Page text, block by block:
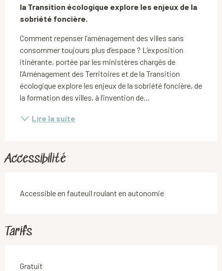
la Transition écologique explore les enjeux de la
sobriété foncière.
Comment repenser l’aménagement des villes sans
consommer toujours plus d’espace ? L’exposition
itinérante, portée par les ministères chargés de
l’Aménagement des Territoires et de la Transition
écologique explore les enjeux de la sobriété foncière, de
la formation des villes, à l’invention de...
Lire la suite
Accessibilité
Accessible en fauteuil roulant en autonomie
Tarifs
Gratuit